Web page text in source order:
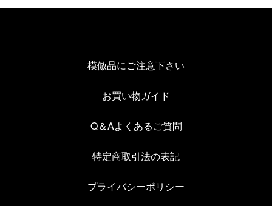
模倣品にご注意下さい
お買い物ガイド
Q＆Aよくあるご質問
特定商取引法の表記
プライバシーポリシー